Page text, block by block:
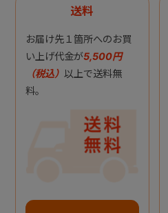
送料
お届け先１箇所へのお買
い上げ代金が5,500円
（税込） 以上で送料無
料。